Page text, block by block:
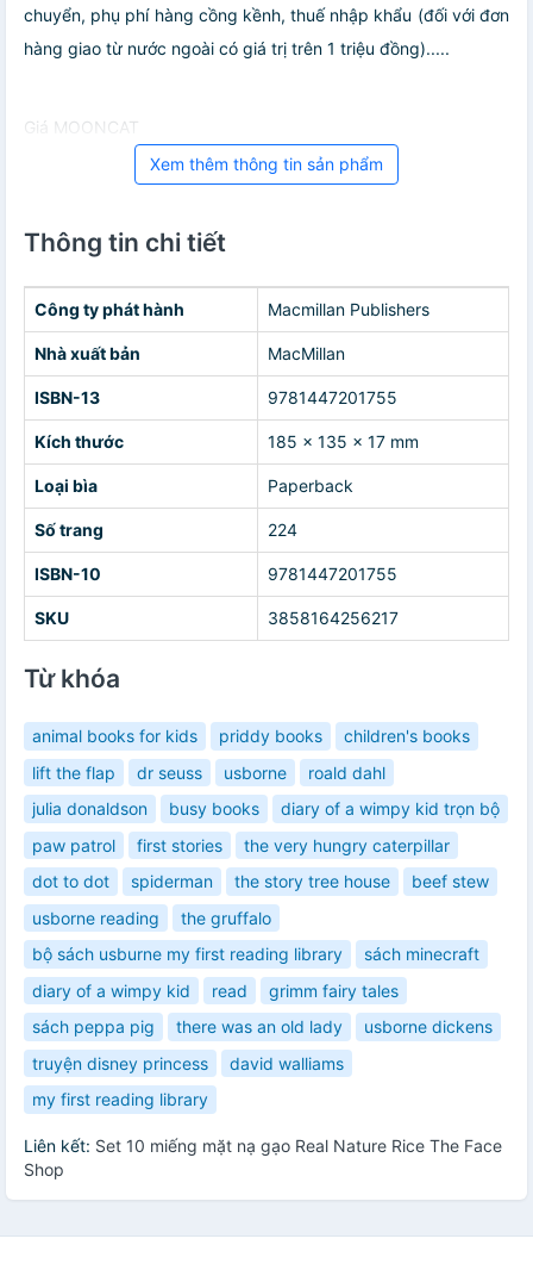
chuyển, phụ phí hàng cồng kềnh, thuế nhập khẩu (đối với đơn
hàng giao từ nước ngoài có giá trị trên 1 triệu đồng).....
Giá MOONCAT
Xem thêm thông tin sản phẩm
Thông tin chi tiết
Công ty phát hành Macmillan Publishers
Nhà xuất bản MacMillan
ISBN-13 9781447201755
Kích thước 185 x 135 x 17 mm
Loại bìa Paperback
Số trang 224
ISBN-10 9781447201755
SKU 3858164256217
Từ khóa
animal books for kids priddy books
children's books
lift the flap
dr seuss usborne
roald dahl
julia donaldson
busy books
diary of a wimpy kid trọn bộ
paw patrol
first stories
the very hungry caterpillar
dot to dot
spiderman the story tree house
beef stew
usborne reading
the gruffalo
bộ sách usburne my first reading library
sách minecraft
diary of a wimpy kid
read
grimm fairy tales
sách peppa pig
there was an old lady
usborne dickens
truyện disney princess
david walliams
my first reading library
Liên kết: Set 10 miếng mặt nạ gạo Real Nature Rice The Face
Shop